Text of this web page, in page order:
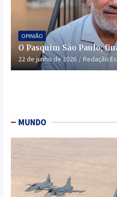
OPINIÃO
O Pasquim São Paulo,
22 de junho de 2026 Redação
MUNDO